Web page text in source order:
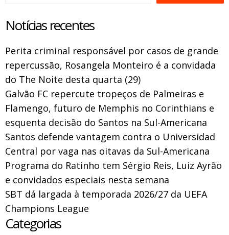
Notícias recentes
Perita criminal responsável por casos de grande
repercussão, Rosangela Monteiro é a convidada
do The Noite desta quarta (29)
Galvão FC repercute tropeços de Palmeiras e
Flamengo, futuro de Memphis no Corinthians e
esquenta decisão do Santos na Sul-Americana
Santos defende vantagem contra o Universidad
Central por vaga nas oitavas da Sul-Americana
Programa do Ratinho tem Sérgio Reis, Luiz Ayrão
e convidados especiais nesta semana
SBT dá largada à temporada 2026/27 da UEFA
Champions League
Categorias